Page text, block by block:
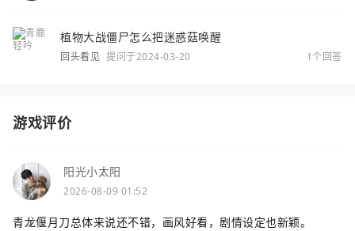
植物大战僵尸怎么把迷惑菇唤醒
回头看见 提问于2024-03-20 1个回答
游戏评价
阳光小太阳
2026-08-09 01:52
青龙偃月刀总体来说还不错，画风好看，剧情设定也新颖。